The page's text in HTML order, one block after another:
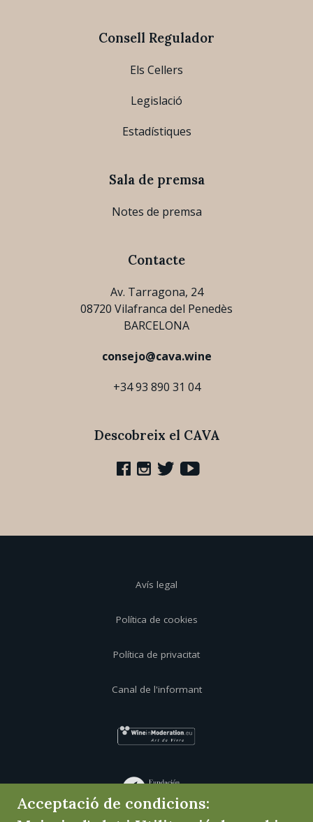
Consell Regulador
Els Cellers
Legislació
Estadístiques
Sala de premsa
Notes de premsa
Contacte
Av. Tarragona, 24
08720 Vilafranca del Penedès
BARCELONA
consejo@cava.wine
+34 93 890 31 04
Descobreix el CAVA
Avís legal
Política de cookies
Política de privacitat
Canal de l'informant
Acceptació de condicions: